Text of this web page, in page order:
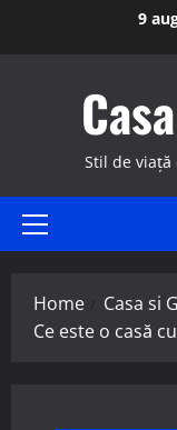
9
Stil de
Primary
Home
Casa si
Ce este o casă